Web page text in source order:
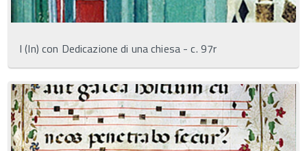
I (In) con Dedicazione di una chiesa - c. 97r